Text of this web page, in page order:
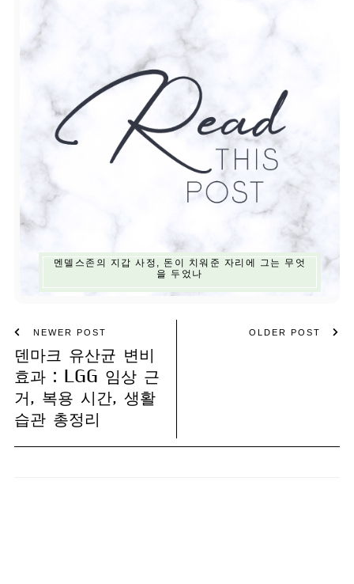
멘델스존의 지갑 사정, 돈이 치워준 자리에 그는 무엇
을 두었나
NEWER POST
덴마크 유산균 변비
효과 : LGG 임상 근
거, 복용 시간, 생활
습관 총정리
OLDER POST